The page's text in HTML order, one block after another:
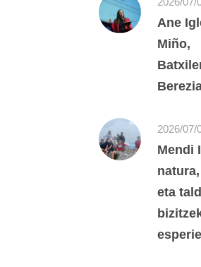
Ane
Miño,
2026/07/
Mendi
eta